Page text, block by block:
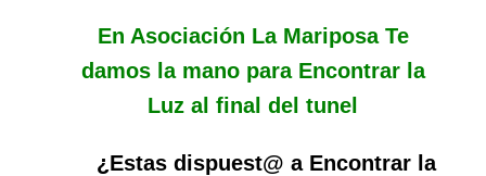
En Asociación La Mariposa Te
damos la mano para Encontrar la
Luz al final del tunel
¿Estas dispuest@ a Encontrar la